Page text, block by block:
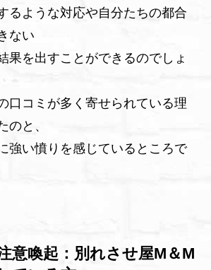
るような対応や自分たちの都合
ない
果を出すことができるのでしょ
口コミが多く寄せられている理
のと、
強い憤りを感じているところで
意喚起：別れさせ屋M＆M